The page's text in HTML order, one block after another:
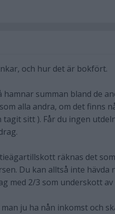
och hur det är bokfört.
summan bland de
alla andra, om det finns
sitt ). Får du ingen
räknas det som
Du kan alltså inte hävda
med 2/3 som underskott av
ju ha nån inkomst och